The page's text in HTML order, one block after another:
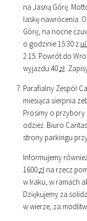
na Jasną Górę.
łaskę nawrócenia.
Górę, na nocne
o godzinie15:30 z ul.
2:15. Powrót do
wyjazdu 40 zł.
Parafialny Zespół
miesiąca sierpnia
Prosimy o przybory
odzież. Biuro
strony parkingu
Informujemy
1600 zł na rzecz
w Iraku, w ramach
Dziękujemy za
w wierze, za